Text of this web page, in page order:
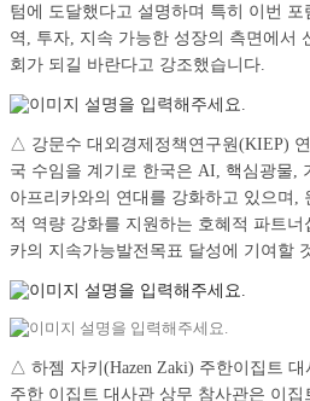
텀에 도달했다고 설명하며 특히 이번
역, 투자, 지속 가능한 성장의 측면에서
회가 되길 바란다고 강조했습니다.
△ 강문수 대외경제정책연구원(KIEP)
국 수임을 계기로 한국은 AI, 핵심광물,
아프리카와의 연대를 강화하고 있으며,
적 역량 강화를 지원하는 호혜적 파트너
카의 지속가능발전목표 달성에 기여할
△ 하젬 자키(Hazen Zaki) 주한이집트 대
주한 이집트 대사관 상무 참사관은 이